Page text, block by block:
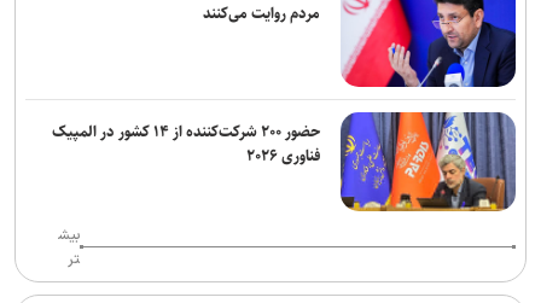
مردم روایت می‌کنند
حضور ۲۰۰ شرکت‌کننده از ۱۴ کشور در المپیک
فناوری ۲۰۲۶
بیش
تر